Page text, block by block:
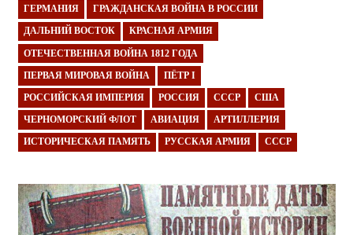
ГЕРМАНИЯ ГРАЖДАНСКАЯ ВОЙНА В РОССИИ
ДАЛЬНИЙ ВОСТОК КРАСНАЯ АРМИЯ
ОТЕЧЕСТВЕННАЯ ВОЙНА 1812 ГОДА
ПЕРВАЯ МИРОВАЯ ВОЙНА ПЁТР I
РОССИЙСКАЯ ИМПЕРИЯ РОССИЯ СССР США
ЧЕРНОМОРСКИЙ ФЛОТ АВИАЦИЯ АРТИЛЛЕРИЯ
ИСТОРИЧЕСКАЯ ПАМЯТЬ РУССКАЯ АРМИЯ СССР